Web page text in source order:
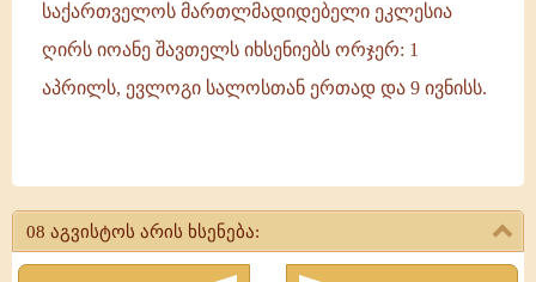
საქართველოს მართლმადიდებელი ეკლესია
ღირს იოანე შავთელს იხსენიებს ორჯერ: 1
აპრილს, ევლოგი სალოსთან ერთად და 9 ივნისს.
შავთელი
08 აგვისტოს არის ხსენება: